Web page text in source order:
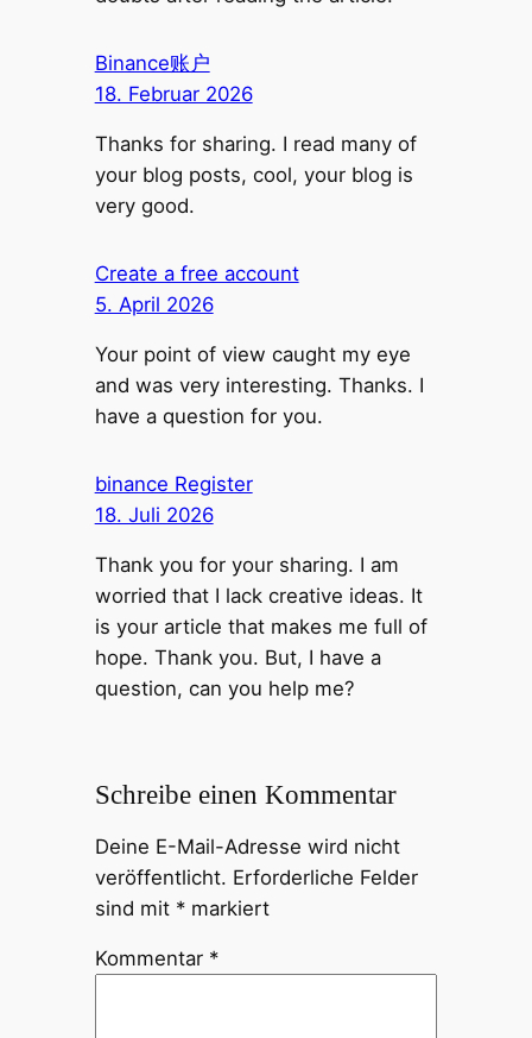
Binance账户
18. Februar 2026
Thanks for sharing. I read many of
your blog posts, cool, your blog is
very good.
Create a free account
5. April 2026
Your point of view caught my eye
and was very interesting. Thanks. I
have a question for you.
binance Register
18. Juli 2026
Thank you for your sharing. I am
worried that I lack creative ideas. It
is your article that makes me full of
hope. Thank you. But, I have a
question, can you help me?
Schreibe einen Kommentar
Deine E-Mail-Adresse wird nicht
veröffentlicht. Erforderliche Felder
sind mit *markiert
Kommentar *